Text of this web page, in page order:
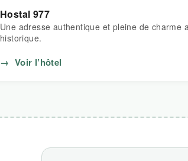
Hostal 977
Une adresse authentique et pleine de charme
historique.
→ Voir l’hôtel